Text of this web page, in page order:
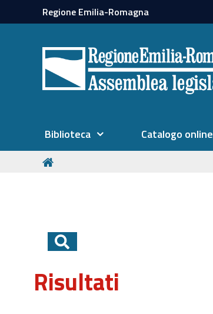
Regione Emilia-Romagna
Biblioteca Catalogo online
Risultati